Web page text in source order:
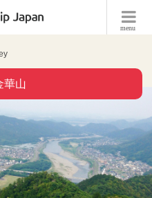
menu
華山